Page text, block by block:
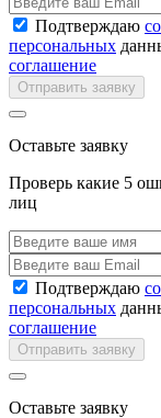
Подтверждаю
персональных
соглашение
Отправить заявку
Оставьте заявку
Проверь какие 5
лиц
Подтверждаю
персональных
соглашение
Отправить заявку
Оставьте заявку